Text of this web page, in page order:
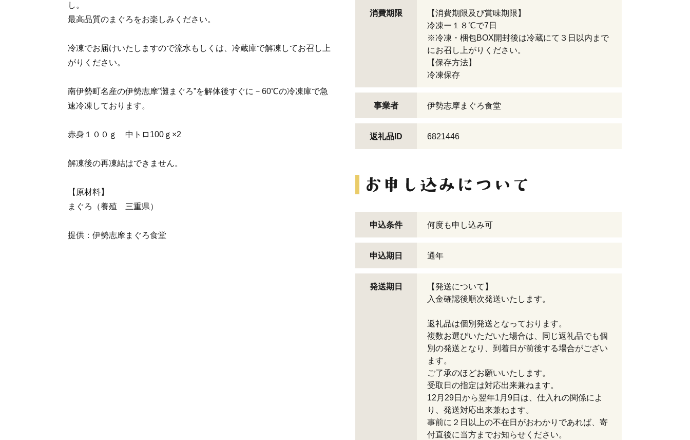
し。
最高品質のまぐろをお楽しみください。
冷凍でお届けいたしますので流水もしくは、冷蔵庫で解凍してお召し上
がりください。
南伊勢町名産の伊勢志摩”灘まぐろ”を解体後すぐに－60℃の冷凍庫で急
速冷凍しております。
赤身１００ｇ 中トロ100ｇ×2
解凍後の再凍結はできません。
【原材料】
まぐろ（養殖 三重県）
提供：伊勢志摩まぐろ食堂
消費期限
【消費期限及び賞味期限】
冷凍ー１８℃で7日
※冷凍・梱包BOX開封後は冷蔵にて３日以内まで
にお召し上がりください。
【保存方法】
冷凍保存
事業者 伊勢志摩まぐろ食堂
返礼品ID 6821446
申込条件 何度も申し込み可
申込期日 通年
発送期日
【発送について】
入金確認後順次発送いたします。
返礼品は個別発送となっております。
複数お選びいただいた場合は、同じ返礼品でも個
別の発送となり、到着日が前後する場合がござい
ます。
ご了承のほどお願いいたします。
受取日の指定は対応出来兼ねます。
12月29日から翌年1月9日は、仕入れの関係によ
り、発送対応出来兼ねます。
事前に２日以上の不在日がおわかりであれば、寄
付直後に当方までお知らせください。